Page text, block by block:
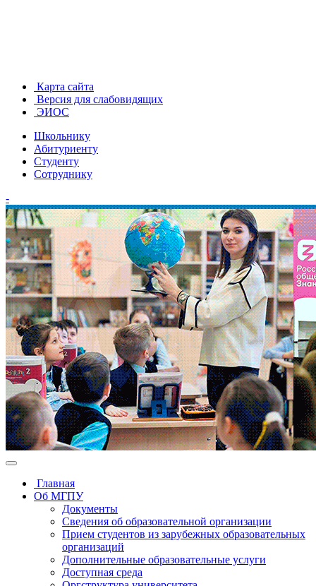
Карта сайта
Версия для слабовидящих
ЭИОС
Школьнику
Абитуриенту
Студенту
Сотруднику
-
Главная
Об МГПУ
Документы
Сведения об образовательной организации
Прием студентов из зарубежных образовательных
организаций
Дополнительные образовательные услуги
Доступная среда